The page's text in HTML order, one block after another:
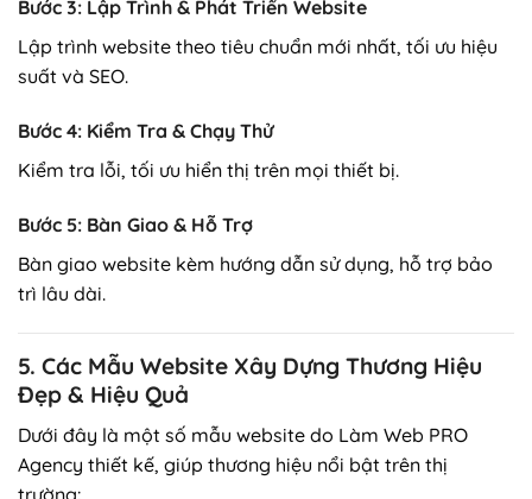
Bước 3: Lập Trình & Phát Triển Website
Lập trình website theo tiêu chuẩn mới nhất, tối ưu hiệu
suất và SEO.
Bước 4: Kiểm Tra & Chạy Thử
Kiểm tra lỗi, tối ưu hiển thị trên mọi thiết bị.
Bước 5: Bàn Giao & Hỗ Trợ
Bàn giao website kèm hướng dẫn sử dụng, hỗ trợ bảo
trì lâu dài.
5. Các Mẫu Website Xây Dựng Thương Hiệu
Đẹp & Hiệu Quả
Dưới đây là một số mẫu website do Làm Web PRO
Agency thiết kế, giúp thương hiệu nổi bật trên thị